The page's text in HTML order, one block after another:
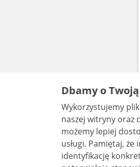
Dbamy o
Wykorzystujemy
naszej witryny oraz do
możemy lepiej
usługi. Pamiętaj, że informacje przechowywane w plikach cookie mogą pozwalać na
identyfikację